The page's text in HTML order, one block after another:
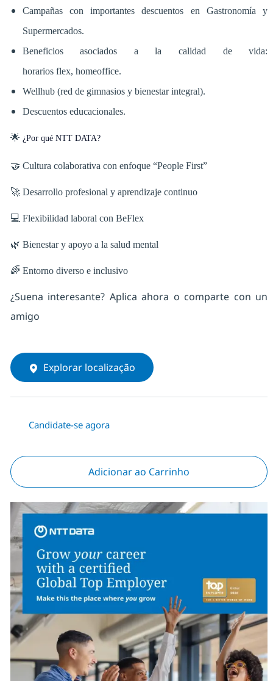
Campañas con importantes descuentos en Gastronomía y
Supermercados.
Beneficios asociados a la calidad de vida:
horarios flex, homeoffice.
Wellhub (red de gimnasios y bienestar integral).
Descuentos educacionales.
🌟 ¿Por qué NTT DATA?
🤝 Cultura colaborativa con enfoque “People First”
🚀 Desarrollo profesional y aprendizaje continuo
💻 Flexibilidad laboral con BeFlex
🌿 Bienestar y apoyo a la salud mental
🌈 Entorno diverso e inclusivo
¿Suena interesante? Aplica ahora o comparte con un
amigo
Explorar localização
Candidate-se agora
Adicionar ao Carrinho